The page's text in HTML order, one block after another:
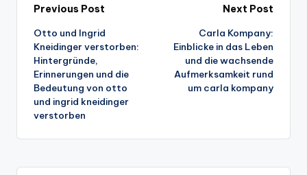
Post
navigation
Previous Post
Otto und Ingrid
Kneidinger verstorben:
Hintergründe,
Erinnerungen und die
Bedeutung von otto
und ingrid kneidinger
verstorben
Next Post
Carla Kompany:
Einblicke in das Leben
und die wachsende
Aufmerksamkeit rund
um carla kompany